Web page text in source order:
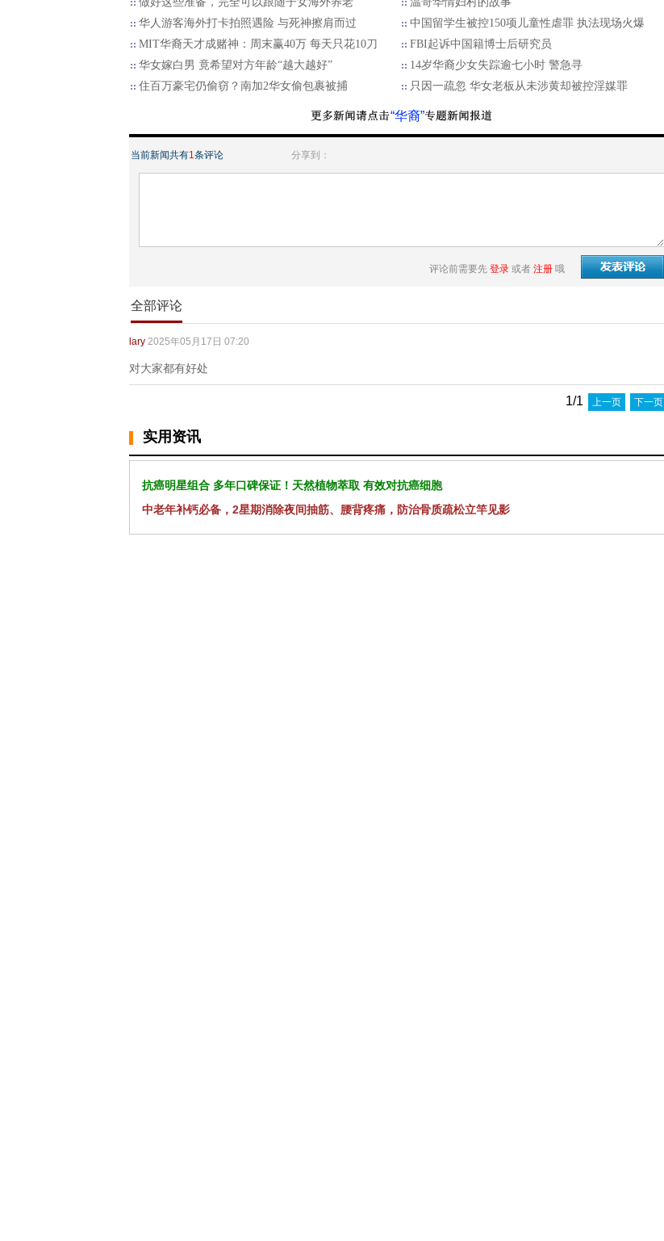
华人游客海外打卡拍照遇险 与死神擦肩而过
中国留学生被控150项儿童性虐罪 执法现场火爆
MIT华裔天才成赌神：周末赢40万 每天只花10刀
FBI起诉中国籍博士后研究员
华女嫁白男 竟希望对方年龄“越大越好”
14岁华裔少女失踪逾七小时 警急寻
住百万豪宅仍偷窃？南加2华女偷包裹被捕
只因一疏忽 华女老板从未涉黄却被控淫媒罪
“华裔”
当前新闻共有1条评论 分享到：
评论前需要先 登录 或者 注册 哦
全部评论
lary 2025年05月17日 07:20
对大家都有好处
1/1 上一页 下一页
实用资讯
抗癌明星组合 多年口碑保证！天然植物萃取 有效对抗癌细胞
中老年补钙必备，2星期消除夜间抽筋、腰背疼痛，防治骨质疏松立竿见影